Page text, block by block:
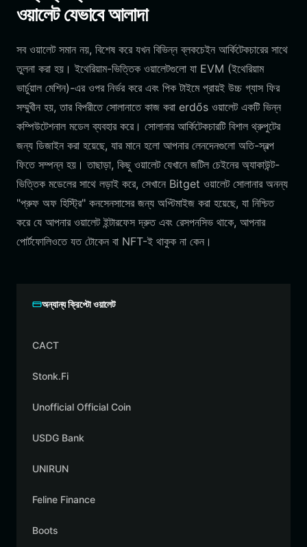
ওয়ালেট যেভাবে আলাদা
সব ওয়ালেট সমান নয়, বিশেষ করে যখন বিভিন্ন ব্লকচেইন আর্কিটেকচারের সাথে
তুলনা করা হয়। ইথেরিয়াম-ভিত্তিক ওয়ালেটগুলো যা EVM (ইথেরিয়াম
ভার্চুয়াল মেশিন)-এর ওপর নির্ভর করে এবং পিক টাইমে প্রায়ই উচ্চ গ্যাস ফির
সম্মুখীন হয়, তার বিপরীতে সোলানাতে কাজ করা erdős ওয়ালেট একটি ভিন্ন
কম্পিউটেশনাল মডেল ব্যবহার করে। সোলানার আর্কিটেকচারটি বিশাল থ্রুপুটের
জন্য ডিজাইন করা হয়েছে, যার মানে হলো আপনার লেনদেনগুলো অতি-স্বল্প
ফিতে সম্পন্ন হয়। তাছাড়া, কিছু ওয়ালেট যেখানে জটিল চেইনের অ্যাকাউন্ট-
ভিত্তিক মডেলের সাথে লড়াই করে, সেখানে Bitget ওয়ালেট সোলানার অনন্য
"প্রুফ অফ হিস্ট্রি" কনসেনসাসের জন্য অপ্টিমাইজ করা হয়েছে, যা নিশ্চিত
করে যে আপনার ওয়ালেট ইন্টারফেস দ্রুত এবং রেসপনসিভ থাকে, আপনার
পোর্টফোলিওতে যত টোকেন বা NFT-ই থাকুক না কেন।
অন্যান্য ক্রিপ্টো ওয়ালেট
CACT
Stonk.Fi
Unofficial Official Coin
USDG Bank
UNIRUN
Feline Finance
Boots